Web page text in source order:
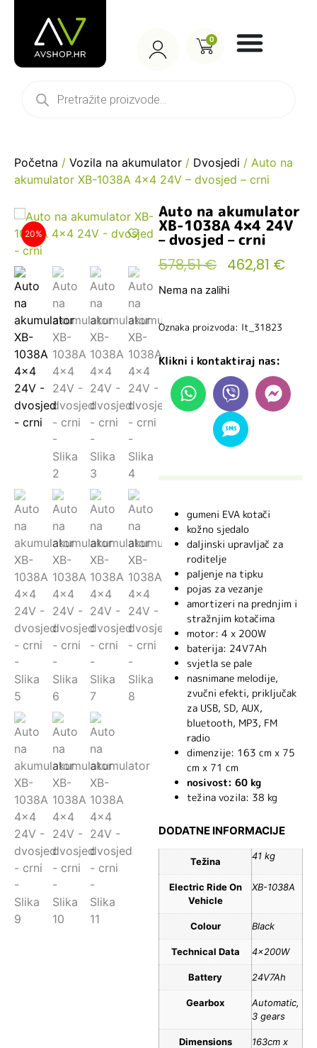
0
Početna / Vozila na akumulator / Dvosjedi / Auto na
akumulator XB-1038A 4×4 24V – dvosjed – crni
20%
Auto na akumulator
XB-1038A 4×4 24V
– dvosjed – crni
578,51€ 462,81 €
Nema na zalihi
Oznaka proizvoda: lt_31823
Klikni i kontaktiraj nas:
gumeni EVA kotači
kožno sjedalo
daljinski upravljač za
roditelje
paljenje na tipku
pojas za vezanje
amortizeri na prednjim i
stražnjim kotačima
motor: 4 x 200W
baterija: 24V7Ah
svjetla se pale
nasnimane melodije,
zvučni efekti, priključak
za USB, SD, AUX,
bluetooth, MP3, FM
radio
dimenzije: 163 cm x 75
cm x 71 cm
nosivost: 60 kg
težina vozila: 38 kg
DODATNE INFORMACIJE
Težina 41 kg
Electric Ride On
Vehicle
XB-1038A
Colour Black
Technical Data 4x200W
Battery 24V7Ah
Gearbox
Automatic,
3 gears
Dimensions
163cm x